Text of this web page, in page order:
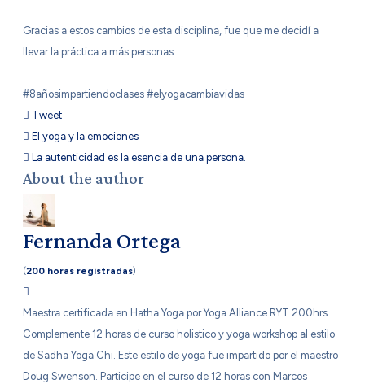
Gracias a estos cambios de esta disciplina, fue que me decidí a
llevar la práctica a más personas.
#8añosimpartiendoclases #elyogacambiavidas
Tweet
pinterest
El yoga y la emociones
La autenticidad es la esencia de una persona.
About the author
Fernanda Ortega
(200 horas registradas)
Maestra certificada en Hatha Yoga por Yoga Alliance RYT 200hrs
Complemente 12 horas de curso holistico y yoga workshop al estilo
de Sadha Yoga Chi. Este estilo de yoga fue impartido por el maestro
Doug Swenson. Participe en el curso de 12 horas con Marcos